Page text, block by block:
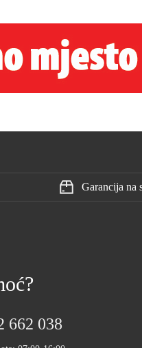
Garancija na
662 038